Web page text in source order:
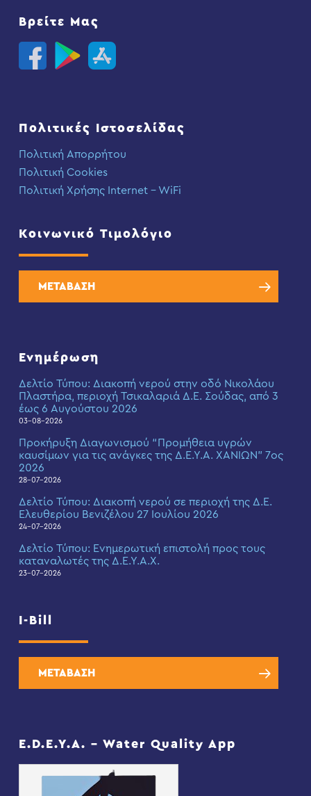
Βρείτε Μας
Πολιτικές Ιστοσελίδας
Πολιτική Απορρήτου
Πολιτική Cookies
Πολιτική Χρήσης Internet – WiFi
Κοινωνικό Τιμολόγιο
ΜΕΤΑΒΑΣΗ
Ενημέρωση
Δελτίο Τύπου: Διακοπή νερού στην οδό Νικολάου
Πλαστήρα, περιοχή Τσικαλαριά Δ.Ε. Σούδας, από 3
έως 6 Αυγούστου 2026
03-08-2026
Προκήρυξη Διαγωνισμού “Προμήθεια υγρών
καυσίμων για τις ανάγκες της Δ.Ε.Υ.Α. ΧΑΝΙΩΝ” 7ος
2026
28-07-2026
Δελτίο Τύπου: Διακοπή νερού σε περιοχή της Δ.Ε.
Ελευθερίου Βενιζέλου 27 Ιουλίου 2026
24-07-2026
Δελτίο Τύπου: Eνημερωτική επιστολή προς τους
καταναλωτές της Δ.Ε.Υ.Α.Χ.
23-07-2026
I-Bill
ΜΕΤΑΒΑΣΗ
E.D.E.Y.A. – Water Quality App